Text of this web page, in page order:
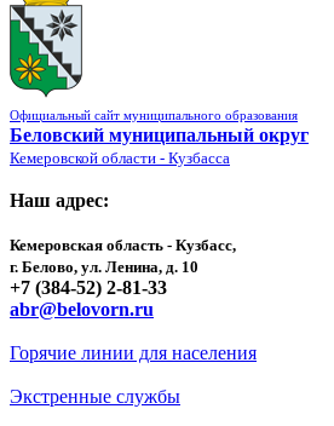
Официальный сайт муниципального образования
Беловский муниципальный округ
Кемеровской области - Кузбасса
Наш адрес:
Кемеровская область - Кузбасс,
г. Белово, ул. Ленина, д. 10
+7 (384-52) 2-81-33
abr@belovorn.ru
Горячие линии для населения
Экстренные службы